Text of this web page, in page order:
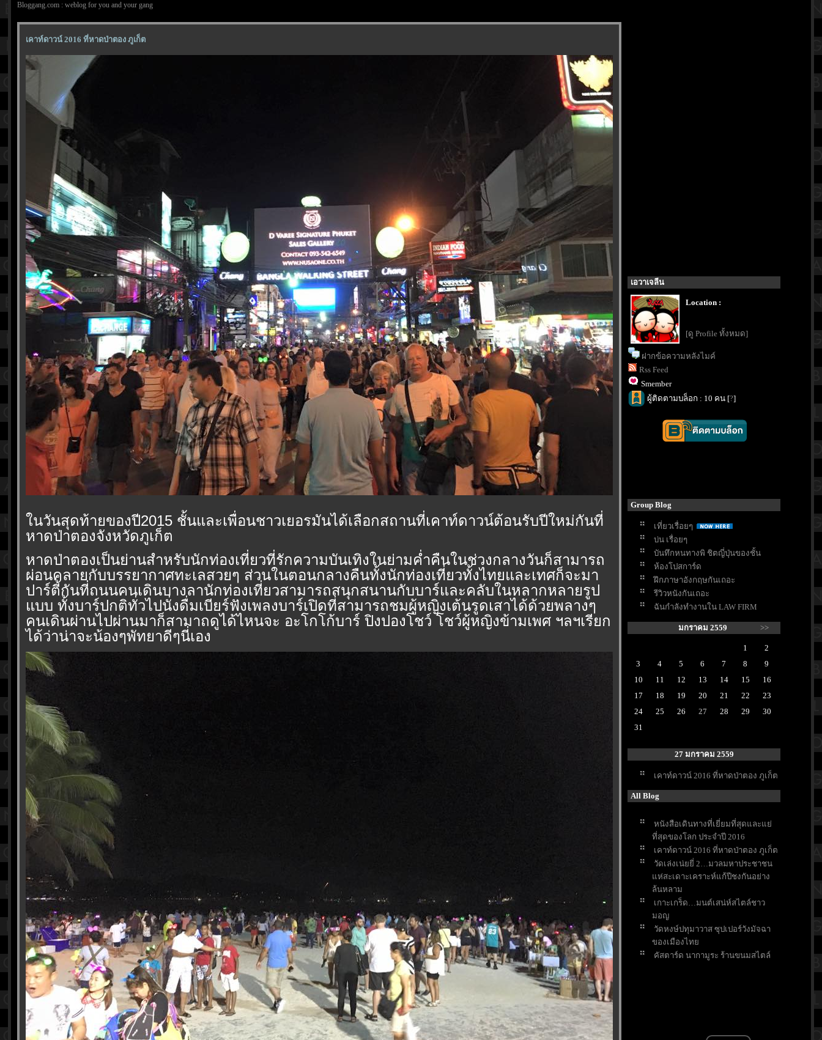
Bloggang.com : weblog for you and your gang
เคาท์ดาวน์ 2016 ที่หาดป่าตอง ภูเก็ต
นวันสุดท้ายของปี2015 ชั้นและเพื่อนชาวเยอรมันได้เลือกสถานที่เคาท์ดาวน์ต้อนรับปีใหม่กันที่
หาดป่าตองจังหวัดภูเก็ต
หาดป่าตองเป็นย่านสำหรับนักท่องเที่ยวที่รักความบันเทิงในย่ามค่ำคืนในช่วงกลางวันก็สามารถ
ผ่อนคลายกับบรรยากาศทะเลสวยๆ ส่วนในตอนกลางคืนทั้งนักท่องเที่ยวทั้งไทยและเทศก็จะมา
ปาร์ตี้กันที่ถนนคนเดินบางลานักท่องเที่ยวสามารถสนุกสนานกับบาร์และคลับในหลากหลายรูป
บบ ทั้งบาร์ปกติทั่วไปนั่งดื่มเบียร์ฟังเพลงบาร์เปิดที่สามารถชมผู้หญิงเต้นรูดเสาได้ด้วยพลางๆ
คนเดินผ่านไปผ่านมาก็สามาถดูได้ไหนจะ อะโกโก้บาร์ ปิงปองโชว์ โชว์ผู้หญิงข้ามเพศ ฯลฯเรียก
ได้ว่าน่าจะน้องๆพัทยาดีๆนี่เอง
เอวาเจลีน
Location :
[ดู Profile ทั้งหมด]
ฝากข้อความหลังไมค์
Rss Feed
Smember
ผู้ติดตามบล็อก : 10 คน [?]
Group Blog
เที่ยวเรื่อยๆ
บ่น เรื่อยๆ
บันทึกหนทางพิ ชิตญี่ปุ่นของชั้น
ห้องโปสการ์ด
ฝึกภาษาอังกฤษกันเถอะ
รีวิวหนังกันเถอะ
ฉันกำลังทำงานใน LAW FIRM
มกราคม 2559 >>
1
2
3
4 5 6 7 8
9
10
11 12 13 14 15
16
17
18 19 20 21 22
23
24
25 26 27 28 29
30
31
27 มกราคม 2559
เคาท์ดาวน์ 2016 ที่หาดป่าตอง ภูเก็ต
All Blog
หนังสือเดินทางที่เยี่ยมที่สุดและแย่
ที่สุดของโลก ประจำปี 2016
เคาท์ดาวน์ 2016 ที่หาดป่าตอง ภูเก็ต
วัดเล่งเน่ยยี่ 2…มวลมหาประชาชน
ห่สะเดาะเคราะห์แก้ปีชงกันอย่าง
ล้นหลาม
เกาะเกร็ด…มนต์เสน่ห์สไตล์ชาว
มอญ
วัดหงษ์ปทุมาวาส ซุปเปอร์วังมัจฉา
ของเมืองไท
คัสตาร์ด นากามูระ ร้านขนมสไตล์